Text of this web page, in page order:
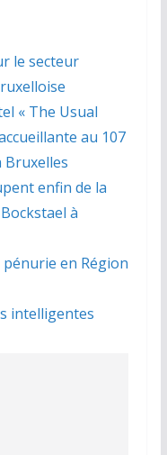
le secteur
« The Usual
au 107
Bruxelles
enfin de la
à
en Région
intelligentes